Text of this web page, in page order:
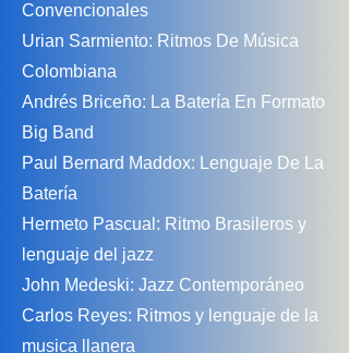
Convencionales
Urian Sarmiento: Ritmos De Música
Colombiana
Andrés Briceño: La Batería En Formato
Big Band
Paul Bernard Maddox: Lenguaje De La
Batería
Hermeto Pascual: Ritmo Brasileros y
lenguaje del jazz
John Medeski: Jazz Contemporáneo
Carlos Reyes: Ritmos y lenguaje de la
musica llanera